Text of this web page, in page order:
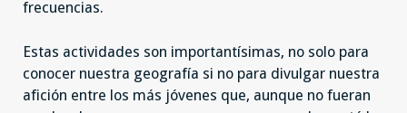
frecuencias.
Estas actividades son importantísimas, no solo para
conocer nuestra geografía si no para divulgar nuestra
afición entre los más jóvenes que, aunque no fueran